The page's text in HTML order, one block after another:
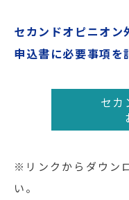
セカンドオピニオン
申込書に必要事項を
セカ
※リンクからダウン
い。